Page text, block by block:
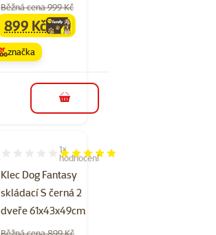
Běžná cena 999 Kč
familycena
899 Kč
značka
do košíku
Klec Dog Fantasy
skládací S černá 2
dveře 61x43x49cm
Hodnocení 100%, počet hodnocení: 1
1×
hodnocení